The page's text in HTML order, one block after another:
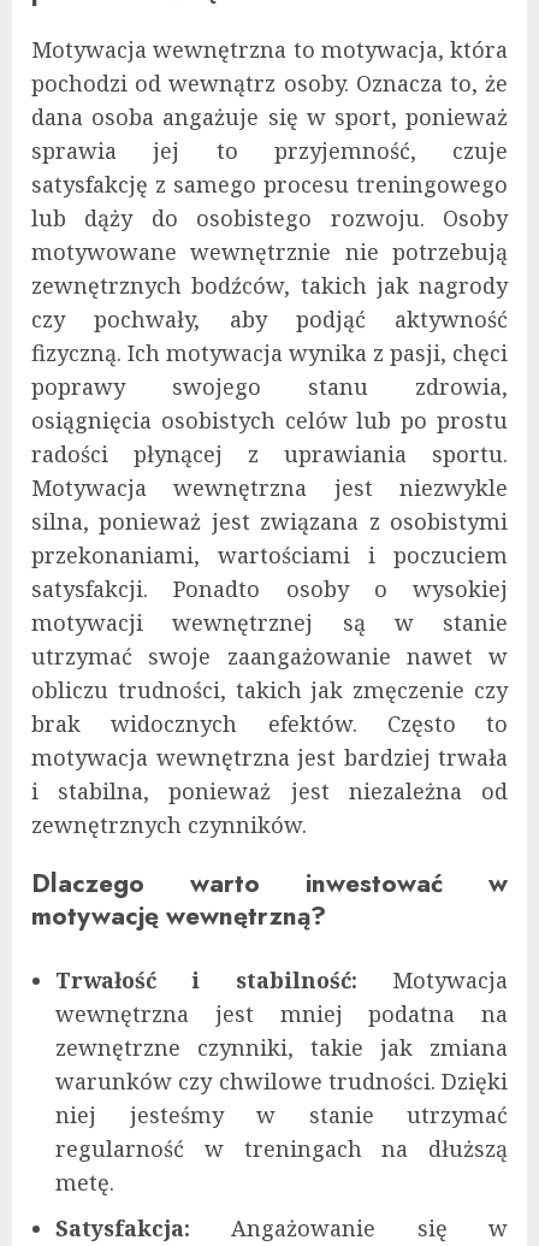
Motywacja wewnętrzna to motywacja, która
pochodzi od wewnątrz osoby. Oznacza to, że
dana osoba angażuje się w sport, ponieważ
sprawia jej to przyjemność, czuje
satysfakcję z samego procesu treningowego
lub dąży do osobistego rozwoju. Osoby
motywowane wewnętrznie nie potrzebują
zewnętrznych bodźców, takich jak nagrody
czy pochwały, aby podjąć aktywność
fizyczną. Ich motywacja wynika z pasji, chęci
poprawy swojego stanu zdrowia,
osiągnięcia osobistych celów lub po prostu
radości płynącej z uprawiania sportu.
Motywacja wewnętrzna jest niezwykle
silna, ponieważ jest związana z osobistymi
przekonaniami, wartościami i poczuciem
satysfakcji. Ponadto osoby o wysokiej
motywacji wewnętrznej są w stanie
utrzymać swoje zaangażowanie nawet w
obliczu trudności, takich jak zmęczenie czy
brak widocznych efektów. Często to
motywacja wewnętrzna jest bardziej trwała
i stabilna, ponieważ jest niezależna od
zewnętrznych czynników.
Dlaczego warto inwestować w
motywację wewnętrzną?
Trwałość i stabilność: Motywacja
wewnętrzna jest mniej podatna na
zewnętrzne czynniki, takie jak zmiana
warunków czy chwilowe trudności. Dzięki
niej jesteśmy w stanie utrzymać
regularność w treningach na dłuższą
metę.
Satysfakcja: Angażowanie się w